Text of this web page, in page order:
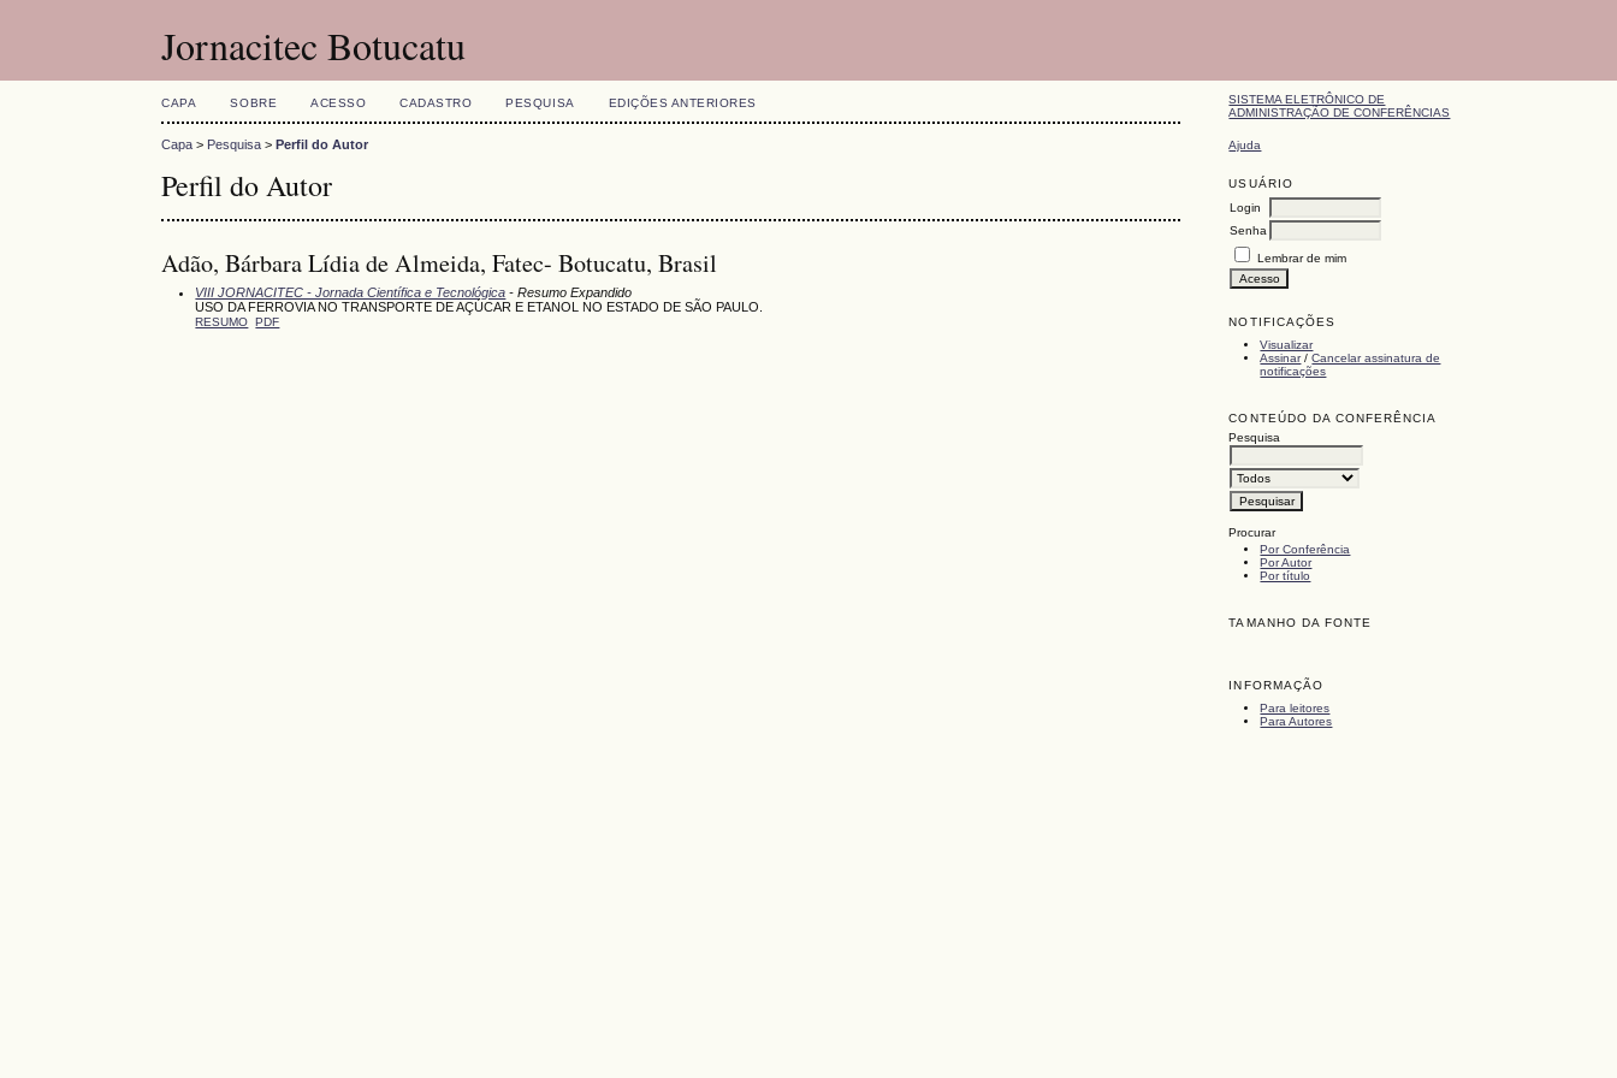
Jornacitec Botucatu
SISTEMA ELETRÔNICO DE
ADMINISTRAÇÃO DE CONFERÊNCIAS
Ajuda
USUÁRIO
Login
Senha
Lembrar de mim
NOTIFICAÇÕES
Visualizar
Assinar/Cancelar assinatura de
notificações
CONTEÚDO DA CONFERÊNCIA
Pesquisa
Procurar
Por Conferência
Por Autor
Por título
TAMANHO DA FONTE
INFORMAÇÃO
Para leitores
Para Autores
CAPA SOBRE ACESSO CADASTRO PESQUISA EDIÇÕES ANTERIORES
Capa > Pesquisa >Perfil do Autor
Perfil do Autor
Adão, Bárbara Lídia de Almeida, Fatec- Botucatu, Brasil
VIII JORNACITEC - Jornada Científica e Tecnológica - Resumo Expandido
USO DA FERROVIA NO TRANSPORTE DE AÇÚCAR E ETANOL NO ESTADO DE SÃO PAULO.
RESUMO PDF